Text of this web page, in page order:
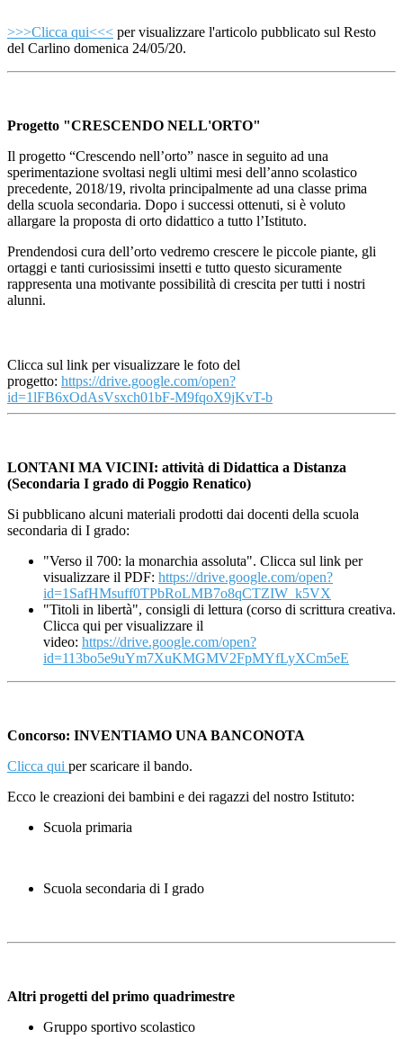
>>>Clicca qui<<< per visualizzare l'articolo pubblicato sul Resto
del Carlino domenica 24/05/20.
Progetto "CRESCENDO NELL'ORTO"
Il progetto “Crescendo nell’orto” nasce in seguito ad una
sperimentazione svoltasi negli ultimi mesi dell’anno scolastico
precedente, 2018/19, rivolta principalmente ad una classe prima
della scuola secondaria. Dopo i successi ottenuti, si è voluto
allargare la proposta di orto didattico a tutto l’Istituto.
Prendendosi cura dell’orto vedremo crescere le piccole piante, gli
ortaggi e tanti curiosissimi insetti e tutto questo sicuramente
rappresenta una motivante possibilità di crescita per tutti i nostri
alunni.
Clicca sul link per visualizzare le foto del
progetto: https://drive.google.com/open?
id=1lFB6xOdAsVsxch01bF-M9fqoX9jKvT-b
LONTANI MA VICINI: attività di Didattica a Distanza
(Secondaria I grado di Poggio Renatico)
Si pubblicano alcuni materiali prodotti dai docenti della scuola
secondaria di I grado:
"Verso il 700: la monarchia assoluta". Clicca sul link per
visualizzare il PDF: https://drive.google.com/open?
id=1SafHMsuff0TPbRoLMB7o8qCTZIW_k5VX
"Titoli in libertà", consigli di lettura (corso di scrittura creativa.
Clicca qui per visualizzare il
video: https://drive.google.com/open?
id=113bo5e9uYm7XuKMGMV2FpMYfLyXCm5eE
Concorso: INVENTIAMO UNA BANCONOTA
Clicca qui per scaricare il bando.
Ecco le creazioni dei bambini e dei ragazzi del nostro Istituto:
Scuola primaria
Scuola secondaria di I grado
Altri progetti del primo quadrimestre
Gruppo sportivo scolastico